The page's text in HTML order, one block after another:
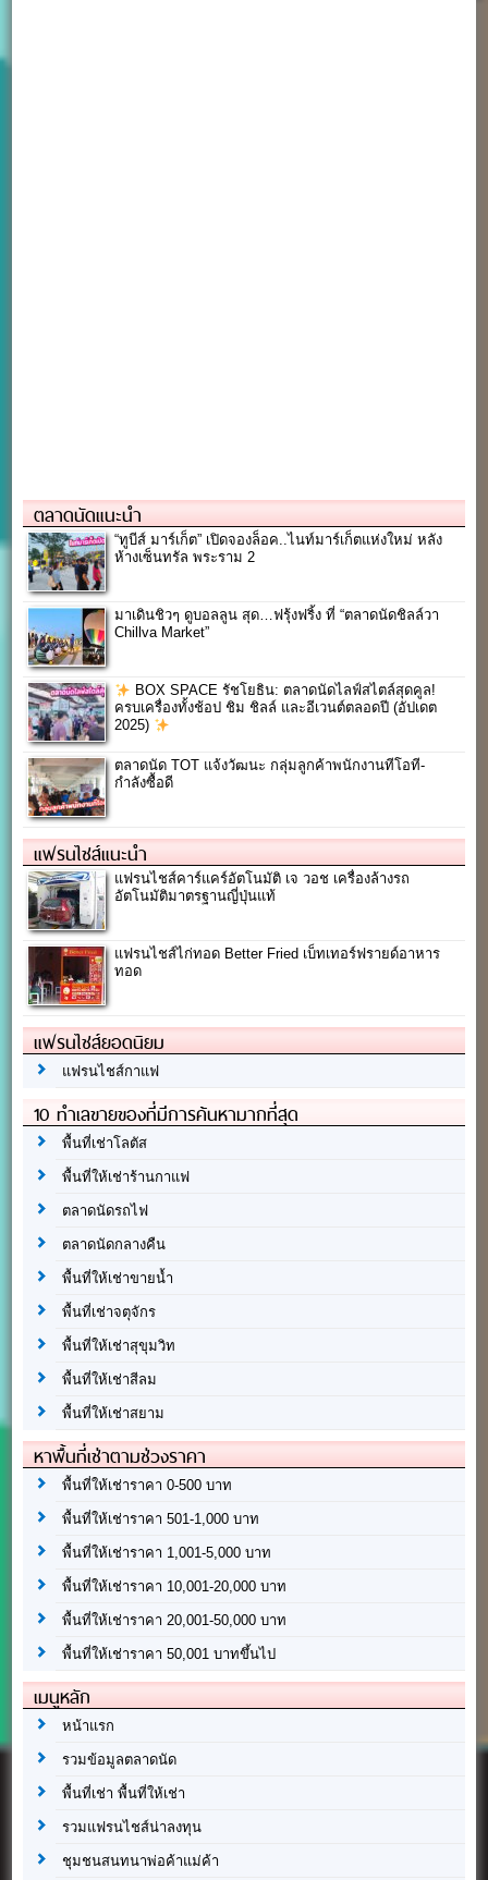
ตลาดนัดแนะนำ
“ทูบีส์ มาร์เก็ต” เปิดจองล็อค..ไนท์มาร์เก็ตแห่งใหม่ หลัง
ห้างเซ็นทรัล พระราม 2
มาเดินชิวๆ ดูบอลลูน สุด…ฟรุ้งฟริ้ง ที่ “ตลาดนัดชิลล์วา
Chillva Market”
BOX SPACE รัชโยธิน: ตลาดนัดไลฟ์สไตล์สุดคูล!
ครบเครื่องทั้งช้อป ชิม ชิลล์ และอีเวนต์ตลอดปี (อัปเดต
2025)
ตลาดนัด TOT แจ้งวัฒนะ กลุ่มลูกค้าพนักงานทีโอที-
กำลังซื้อดี
แฟรนไชส์แนะนำ
แฟรนไชส์คาร์แคร์อัตโนมัติ เจ วอช เครื่องล้างรถ
อัตโนมัติมาตรฐานญี่ปุ่นแท้
แฟรนไชส์ไก่ทอด Better Fried เบ็ทเทอร์ฟรายด์อาหาร
ทอด
แฟรนไชส์ยอดนิยม
แฟรนไชส์กาแฟ
10 ทำเลขายของที่มีการค้นหามากที่สุด
พื้นที่เช่าโลตัส
พื้นที่ให้เช่าร้านกาแฟ
ตลาดนัดรถไฟ
ตลาดนัดกลางคืน
พื้นที่ให้เช่าขายน้ำ
พื้นที่เช่าจตุจักร
พื้นที่ให้เช่าสุขุมวิท
พื้นที่ให้เช่าสีลม
พื้นที่ให้เช่าสยาม
หาพื้นที่เช่าตามช่วงราคา
พื้นที่ให้เช่าราคา 0-500 บาท
พื้นที่ให้เช่าราคา 501-1,000 บาท
พื้นที่ให้เช่าราคา 1,001-5,000 บาท
พื้นที่ให้เช่าราคา 10,001-20,000 บาท
พื้นที่ให้เช่าราคา 20,001-50,000 บาท
พื้นที่ให้เช่าราคา 50,001 บาทขึ้นไป
เมนูหลัก
หน้าแรก
รวมข้อมูลตลาดนัด
พื้นที่เช่า พื้นที่ให้เช่า
รวมแฟรนไชส์น่าลงทุน
ชุมชนสนทนาพ่อค้าแม่ค้า